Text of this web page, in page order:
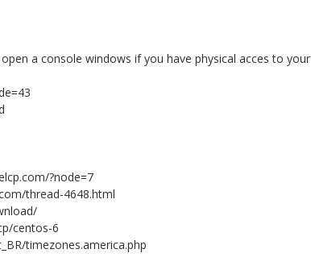
a console windows if you have physical acces to your
?node=7
thread-4648.html
centos-6
timezones.america.php